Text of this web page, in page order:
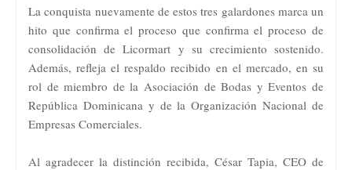
La conquista nuevamente de estos tres galardones marca un
hito que confirma el proceso que confirma el proceso de
consolidación de Licormart y su crecimiento sostenido.
Además, refleja el respaldo recibido en el mercado, en su
rol de miembro de la Asociación de Bodas y Eventos de
República Dominicana y de la Organización Nacional de
Empresas Comerciales.
Al agradecer la distinción recibida, César Tapia, CEO de